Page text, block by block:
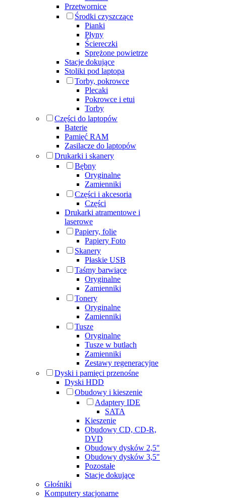
Przetwornice
Środki czyszczące
Pianki
Płyny
Ściereczki
Sprężone powietrze
Stacje dokujące
Stoliki pod laptopa
Torby, pokrowce
Plecaki
Pokrowce i etui
Torby
Części do laptopów
Baterie
Pamięć RAM
Zasilacze do laptopów
Drukarki i skanery
Bębny
Oryginalne
Zamienniki
Części i akcesoria
Części
Drukarki atramentowe i
laserowe
Papiery, folie
Papiery Foto
Skanery
Płaskie USB
Taśmy barwiące
Oryginalne
Zamienniki
Tonery
Oryginalne
Zamienniki
Tusze
Oryginalne
Tusze w butlach
Zamienniki
Zestawy regeneracyjne
Dyski i pamięci przenośne
Dyski HDD
Obudowy i kieszenie
Adaptery IDE
SATA
Kieszenie
Obudowy CD, CD-R,
DVD
Obudowy dysków 2,5"
Obudowy dysków 3,5"
Pozostałe
Stacje dokujące
Głośniki
Komputery stacjonarne